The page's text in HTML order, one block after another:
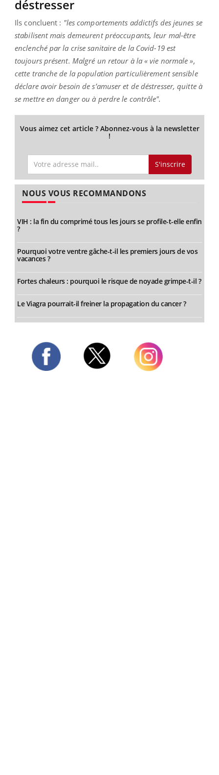
déstresser
Ils concluent : "les comportements addictifs des jeunes se
stabilisent mais demeurent préoccupants, leur mal-être
enclenché par la crise sanitaire de la Covid-19 est
toujours présent. Malgré un retour à la « vie normale »,
cette tranche de la population particulièrement sensible
déclare avoir besoin de s’amuser et de déstresser, quitte à
se mettre en danger ou à perdre le contrôle".
Vous aimez cet article ? Abonnez-vous à la newsletter
!
S'inscrire
NOUS VOUS RECOMMANDONS
VIH : la fin du comprimé tous les jours se profile-t-elle enfin
?
Pourquoi votre ventre gâche-t-il les premiers jours de vos
vacances ?
Fortes chaleurs : pourquoi le risque de noyade grimpe-t-il ?
Le Viagra pourrait-il freiner la propagation du cancer ?